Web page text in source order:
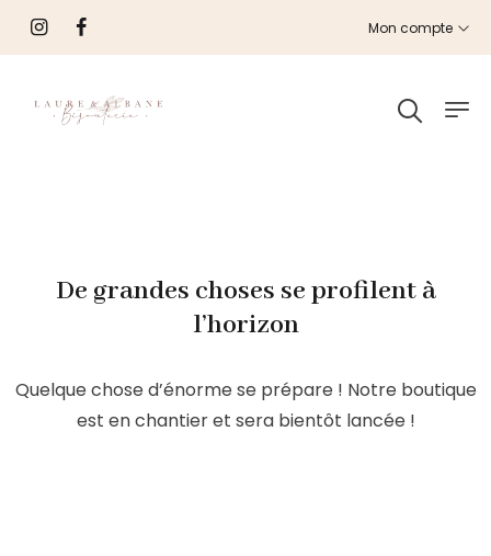
Mon compte
De grandes choses se profilent à
l’horizon
Quelque chose d’énorme se prépare ! Notre boutique
est en chantier et sera bientôt lancée !